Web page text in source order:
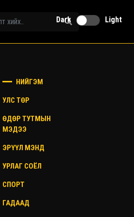
Dark Light
НИЙГЭМ
УЛС ТӨР
ӨДӨР ТУТМЫН
МЭДЭЭ
ЭРҮҮЛ МЭНД
УРЛАГ СОЁЛ
СПОРТ
ГАДААД